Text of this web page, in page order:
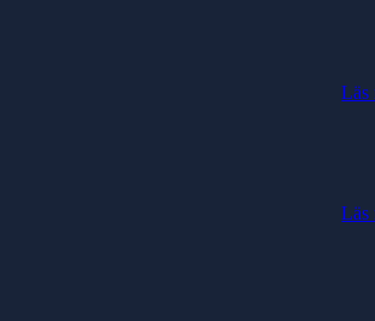
Läs
Läs